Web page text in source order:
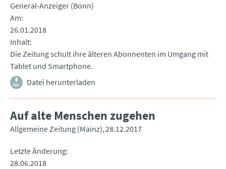
General-Anzeiger (Bonn)
Am
26.01.2018
Inhalt
Die Zeitung schult ihre älteren Abonnenten im Umgang mit
Tablet und Smartphone.
Datei herunterladen
Auf alte Menschen zugehen
Allgemeine Zeitung (Mainz) 28.12.2017
Letzte Änderung
28.06.2018